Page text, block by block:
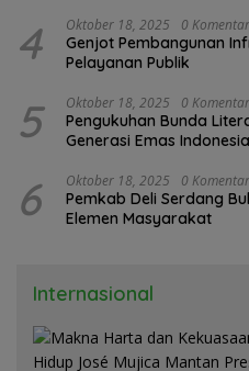
4 Oktober 18, 2025 0 Komentar
Genjot Pembangunan
Pelayanan Publik
5 Oktober 18, 2025 0 Komentar
Pengukuhan Bunda
Generasi Emas
6 Oktober 18, 2025 0 Komentar
Pemkab Deli Serdang
Elemen Masyarakat
Internasional